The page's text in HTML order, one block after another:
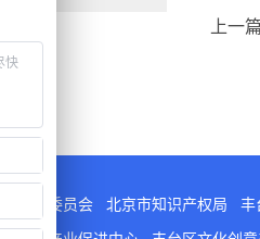
上一
学技术委员会 北京市知识产权局 丰